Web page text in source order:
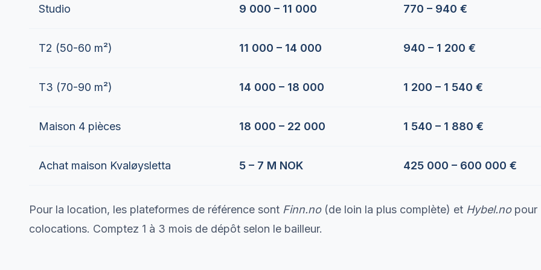
Studio 9 000 – 11 000 770 – 940 €
T2 (50-60 m²) 11 000 – 14 000 940 – 1 200 €
T3 (70-90 m²) 14 000 – 18 000 1 200 – 1 540 €
Maison 4 pièces 18 000 – 22 000 1 540 – 1 880 €
Achat maison Kvaløysletta 5 – 7 M NOK 425 000 – 600 000 €
Pour la location, les plateformes de référence sont Finn.no(de loin la plus complète) et Hybel.nopour
colocations. Comptez 1 à 3 mois de dépôt selon le bailleur.